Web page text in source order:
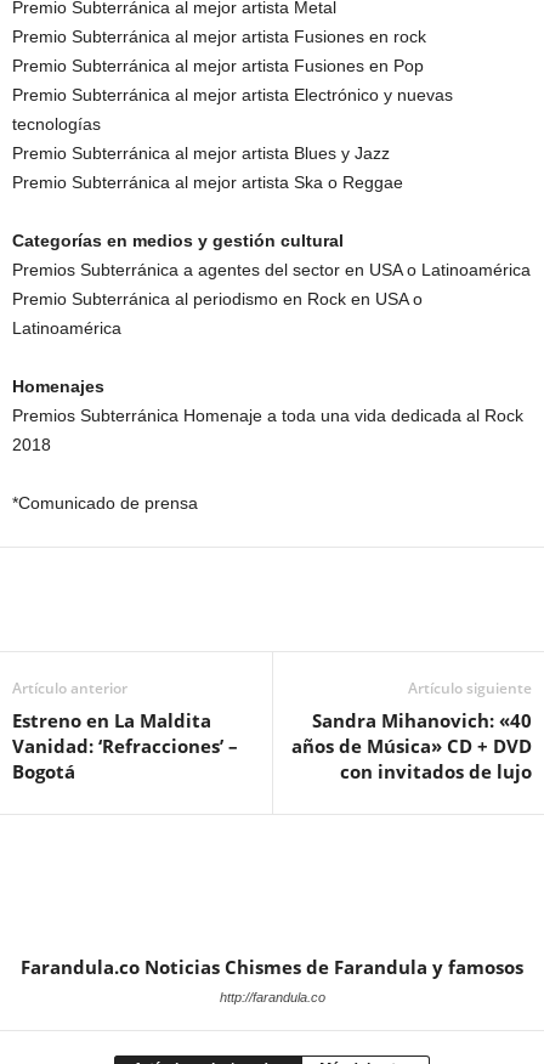
Premio Subterránica al mejor artista Metal
Premio Subterránica al mejor artista Fusiones en rock
Premio Subterránica al mejor artista Fusiones en Pop
Premio Subterránica al mejor artista Electrónico y nuevas
tecnologías
Premio Subterránica al mejor artista Blues y Jazz
Premio Subterránica al mejor artista Ska o Reggae
Categorías en medios y gestión cultural
Premios Subterránica a agentes del sector en USA o Latinoamérica
Premio Subterránica al periodismo en Rock en USA o
Latinoamérica
Homenajes
Premios Subterránica Homenaje a toda una vida dedicada al Rock
2018
*Comunicado de prensa
Artículo anterior
Estreno en La Maldita
Vanidad: ‘Refracciones’ –
Bogotá
Artículo siguiente
Sandra Mihanovich: «40
años de Música» CD + DVD
con invitados de lujo
Farandula.co Noticias Chismes de Farandula y famosos
http://farandula.co